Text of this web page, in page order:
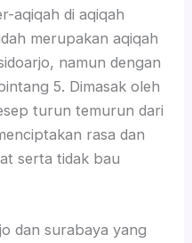
aqiqah di aqiqah
merupakan aqiqah
namun dengan
5. Dimasak oleh
turun temurun dari
rasa dan
serta tidak bau
dan surabaya yang